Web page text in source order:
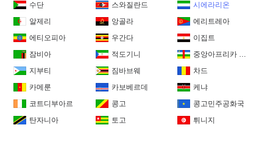
수단
스와질란드
시에라리온
알제리
앙골라
에리트레아
에티오피아
우간다
이집트
잠비아
적도기니
중앙아프리카 공화국
지부티
짐바브웨
차드
카메룬
카보베르데
케냐
코트디부아르
콩고
콩고민주공화국
탄자니아
토고 튀니지